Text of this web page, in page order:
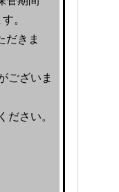
。
だきま
ございま
ださい。